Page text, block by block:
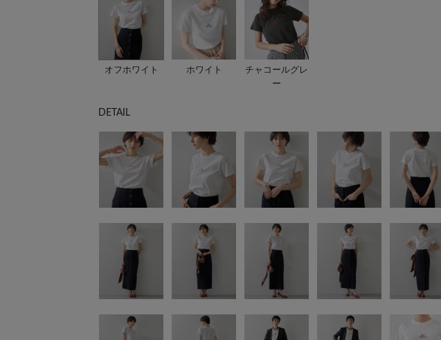
オフホワイト ホワイト
チャコールグレ
ー
DETAIL